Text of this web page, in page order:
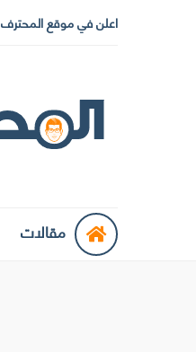
اعلن في موقع المحترف
مقالات